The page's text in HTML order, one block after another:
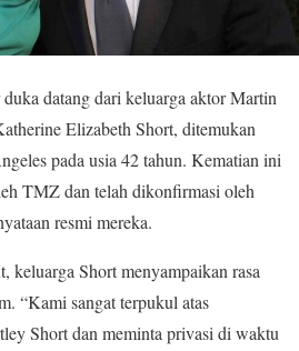
datang dari keluarga aktor Martin
Elizabeth Short, ditemukan
pada usia 42 tahun. Kematian ini
TMZ dan telah dikonfirmasi oleh
resmi mereka.
keluarga Short menyampaikan rasa
“Kami sangat terpukul atas
Short dan meminta privasi di waktu